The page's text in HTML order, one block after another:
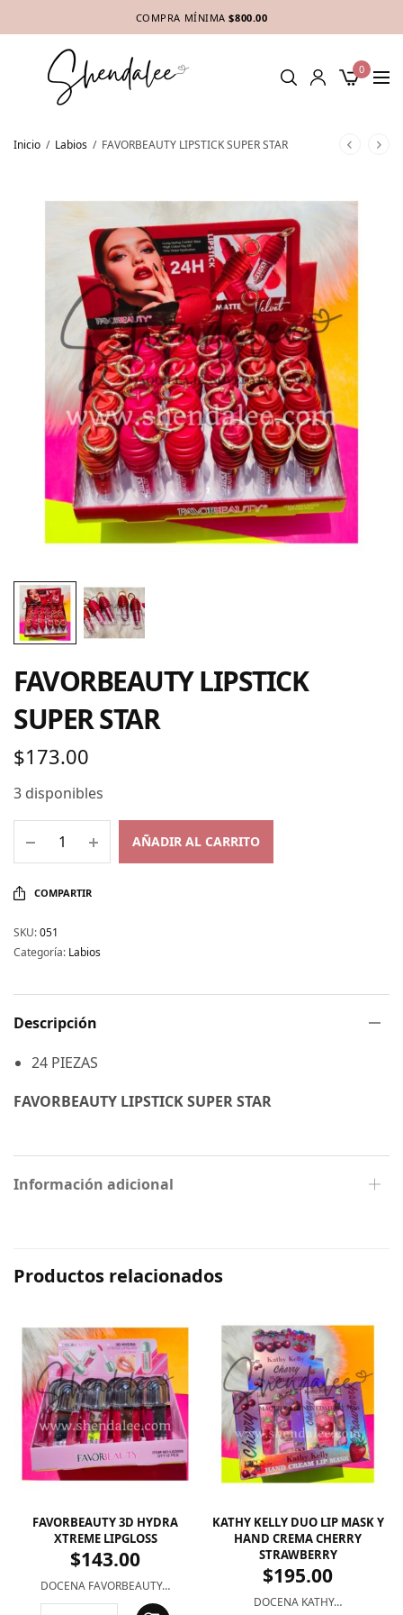
COMPRA MÍNIMA $800.00
0
Inicio / Labios / FAVORBEAUTY LIPSTICK SUPER STAR
FAVORBEAUTY LIPSTICK
SUPER STAR
$173.00
3 disponibles
AÑADIR AL CARRITO
COMPARTIR
SKU:051
Categoría: Labios
Descripción
24 PIEZAS
FAVORBEAUTY LIPSTICK SUPER STAR
Información adicional
Productos relacionados
FAVORBEAUTY 3D HYDRA
XTREME LIPGLOSS
$143.00
DOCENA FAVORBEAUTY…
KATHY KELLY DUO LIP MASK Y
HAND CREMA CHERRY
STRAWBERRY
$195.00
DOCENA KATHY…